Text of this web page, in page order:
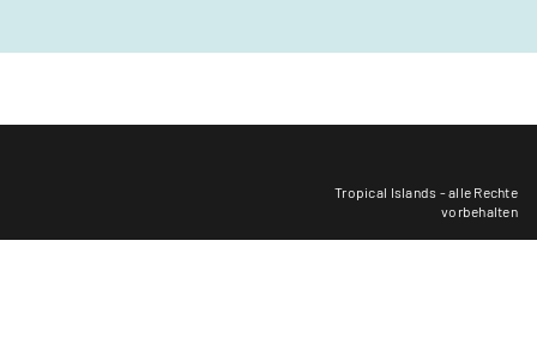
Tropical Islands - alle Rechte
vorbehalten